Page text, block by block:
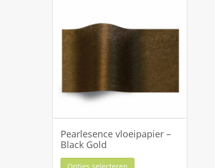
Pearlesence vloeipapier –
Black Gold
Opties selecteren